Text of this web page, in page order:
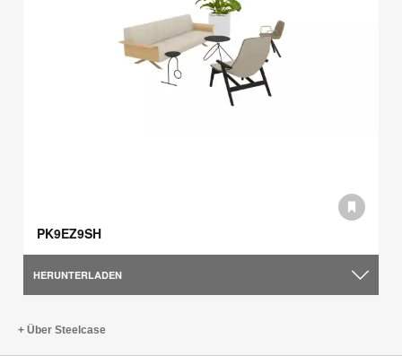
PK9EZ9SH
HERUNTERLADEN
Über Steelcase